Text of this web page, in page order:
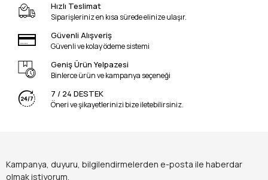
Hızlı Teslimat
Siparişleriniz en kısa sürede elinize ulaşır.
Güvenli Alışveriş
Güvenli ve kolay ödeme sistemi
Geniş Ürün Yelpazesi
Binlerce ürün ve kampanya seçeneği
7 / 24 DESTEK
Öneri ve şikayetlerinizi bize iletebilirsiniz.
Kampanya, duyuru, bilgilendirmelerden e-posta ile haberdar
olmak istiyorum.